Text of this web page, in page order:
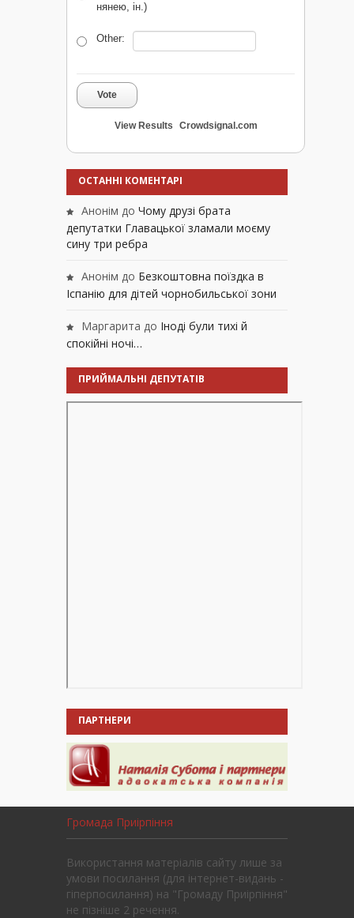
нянею, ін.)
Other:
Vote
View Results Crowdsignal.com
ОСТАННІ КОМЕНТАРІ
Анонім до Чому друзі брата
депутатки Главацької зламали моєму
сину три ребра
Анонім до Безкоштовна поїздка в
Іспанію для дітей чорнобильської зони
Маргарита до Іноді були тихі й
спокійні ночі…
ПРИЙМАЛЬНІ ДЕПУТАТІВ
ПАРТНЕРИ
Громада Приірпіння
Використання матеріалів сайту лише за
умови посилання (для інтернет-видань -
гіперпосилання) на "Громаду Приірпіння"
не пізніше 2 речення.